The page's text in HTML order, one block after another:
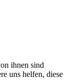
ihnen sind
uns helfen, diese